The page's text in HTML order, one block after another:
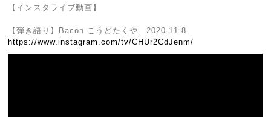
【インスタライブ動画】
【弾き語り】Bacon こうどたくや 2020.11.8
https://www.instagram.com/tv/CHUr2CdJenm/